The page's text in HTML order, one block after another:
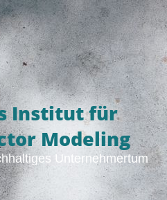
Institut für
Modeling
Unternehmertum